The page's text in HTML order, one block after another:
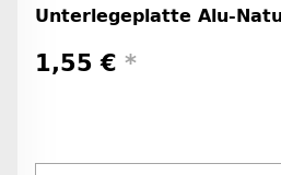
Unterlegeplatte Alu-
1,55 € *